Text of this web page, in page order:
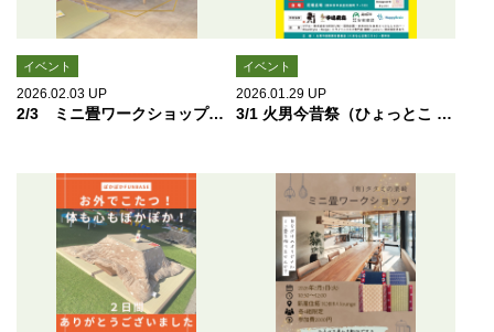
イベント
2026.02.03 UP
2/3 ミニ畳ワークショップ開催しました
イベント
2026.01.29 UP
3/1 火男今昔祭（ひょっとこ こんじゃく カーニバル）出店決定！